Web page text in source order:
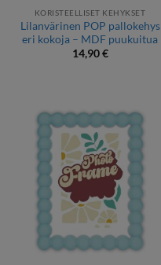
KORISTEELLISET KEHYKSET
Lilanvärinen POP pallokehys
eri kokoja – MDF puukuitua
14,90€